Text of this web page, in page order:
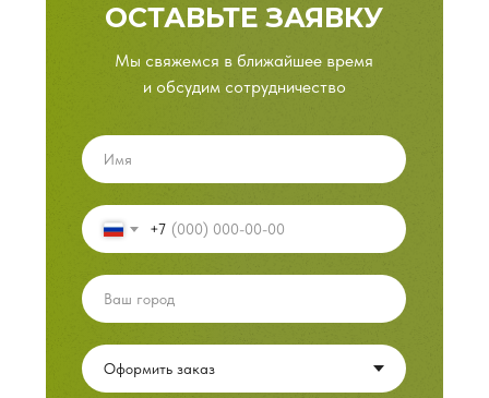
ОСТАВЬТЕ ЗАЯВКУ
Мы свяжемся в ближайшее время
и обсудим сотрудничество
+7